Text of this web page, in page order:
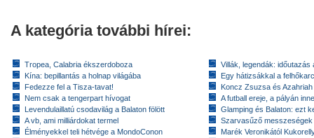
A kategória további hírei:
Tropea, Calabria ékszerdoboza
Kína: bepillantás a holnap világába
Fedezze fel a Tisza-tavat!
Nem csak a tengerpart hívogat
Levendulaillatú csodavilág a Balaton fölött
A vb, ami milliárdokat termel
Élményekkel teli hétvége a MondoConon
Villák, legendák: időutazás
Egy hátizsákkal a
Koncz Zsuzsa és
A futball ereje, a pályán
Glamping és Balaton: ezt
Szarvasűző messzeségek
Marék Veronikától